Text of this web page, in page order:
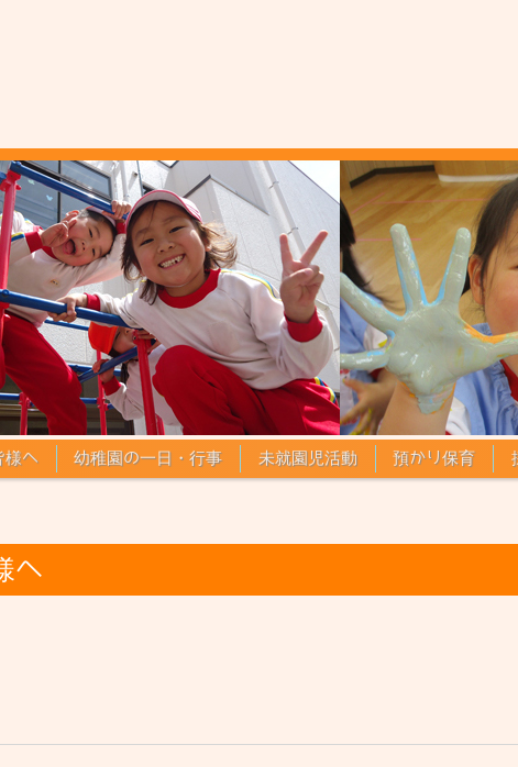
様へ 幼稚園の一日・行事 未就園児活動 預かり保育
へ